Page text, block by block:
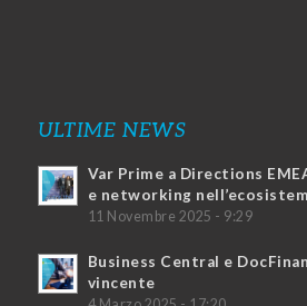
ULTIME NEWS
Var Prime a Directions
e networking
11 Novembre 2025 - 9:29
Business Central e
vincente